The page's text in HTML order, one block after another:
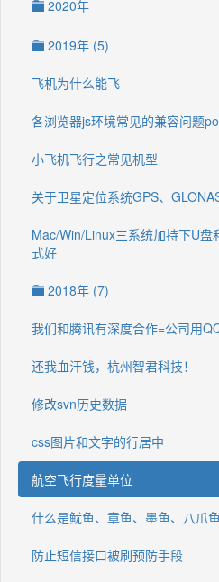
2020年
2019年 (5)
飞机为什么能飞
各浏览器js环境常见的兼容问题
小飞机飞行之常见机型
关于卫星定位系统GPS、
Mac/Win/Linux三系统加持下U
式好
2018年 (7)
我们和腾讯有深度合作=公司用
还我血汗钱，杭州智君科技！
修改svn历史数据
css图片和文字的行居中
航空飞行度量单位
什么是鱿鱼、章鱼、墨鱼、八爪鱼
防止短信接口被刷预防手段